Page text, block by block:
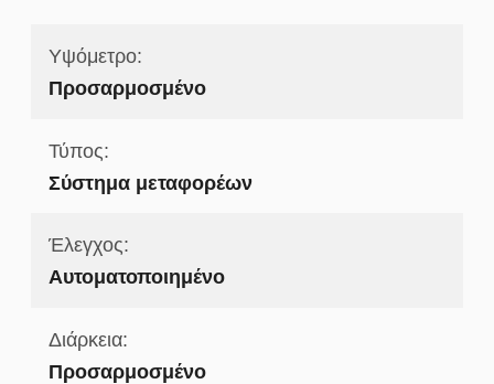
Υψόμετρο:
Προσαρμοσμένο
Τύπος:
Σύστημα μεταφορέων
Έλεγχος:
Αυτοματοποιημένο
Διάρκεια:
Προσαρμοσμένο